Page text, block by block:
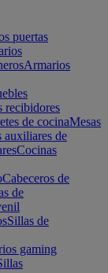
puertas
Armarios
recibidores
de cocinaMesas
auxiliares de
Cocinas
Cabeceros de
de
Sillas de
gaming